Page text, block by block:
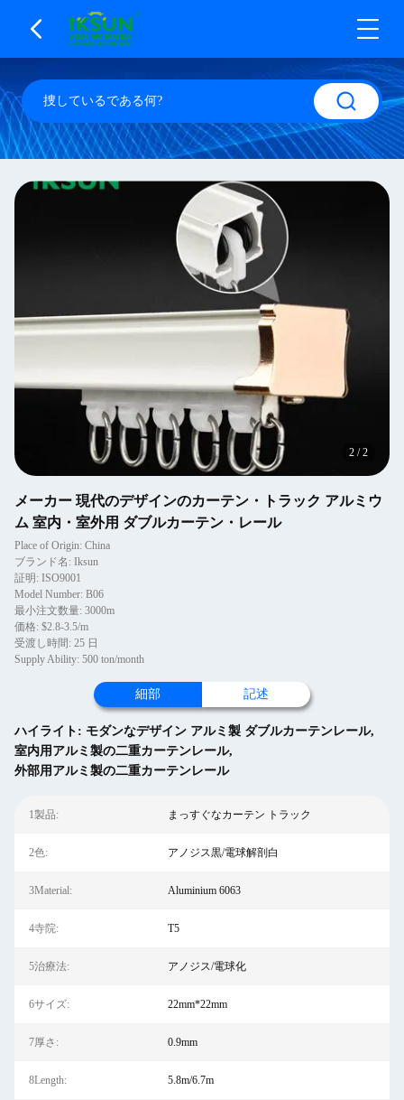
2 /2
メーカー 現代のデザインのカーテン・トラック アルミウ
ム 室内・室外用 ダブルカーテン・レール
Place of Origin: China
ブランド名: Iksun
証明: ISO9001
Model Number: B06
最小注文数量: 3000m
価格: $2.8-3.5/m
受渡し時間: 25 日
Supply Ability: 500 ton/month
細部 記述
ハイライト: モダンなデザイン アルミ製 ダブルカーテンレール,
室内用アルミ製の二重カーテンレール,
外部用アルミ製の二重カーテンレール
1製品: まっすぐなカーテン トラック
2色: アノジス黒/電球解剖白
3Material: Aluminium 6063
4寺院: T5
5治療法: アノジス/電球化
6サイズ: 22mm*22mm
7厚さ: 0.9mm
8Length: 5.8m/6.7m